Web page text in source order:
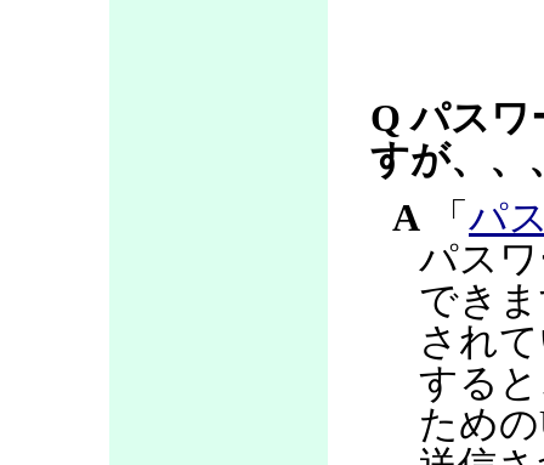
Q パスワ
すが、、
A 「 パ
パス
でき
され
する
ため